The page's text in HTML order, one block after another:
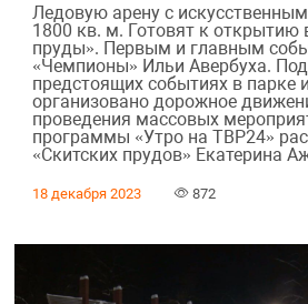
Ледовую арену с
1800 кв. м. Готовят к открытию
пруды». Первым и главным
«Чемпионы» Ильи Авербуха.
предстоящих событиях в парке
организовано дорожное
проведения массовых
программы «Утро на ТВР24»
«Скитских прудов» Екатерина
18 декабря 2023 872